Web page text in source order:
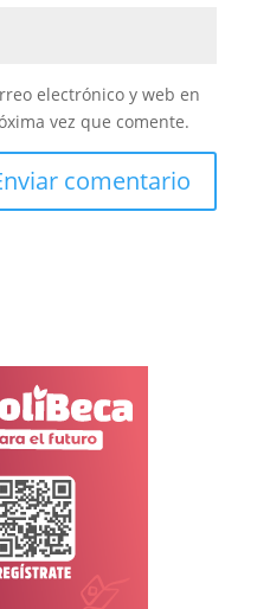
electrónico y web en
vez que comente.